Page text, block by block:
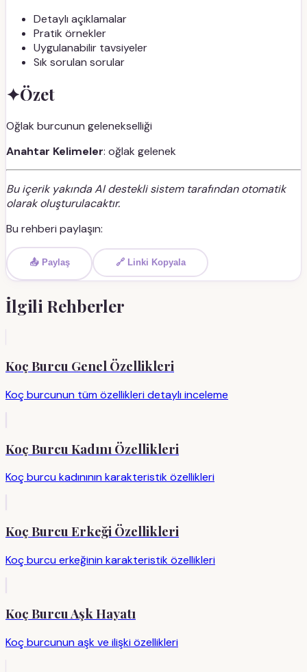
Detaylı açıklamalar
Pratik örnekler
Uygulanabilir tavsiyeler
Sık sorulan sorular
✦Özet
Oğlak burcunun gelenekselliği
Anahtar Kelimeler: oğlak gelenek
Bu içerik yakında AI destekli sistem tarafından otomatik
olarak oluşturulacaktır.
Bu rehberi paylaşın:
📤 Paylaş 🔗 Linki Kopyala
İlgili Rehberler
Koç Burcu Genel Özellikleri
Koç burcunun tüm özellikleri detaylı inceleme
Koç Burcu Kadını Özellikleri
Koç burcu kadınının karakteristik özellikleri
Koç Burcu Erkeği Özellikleri
Koç burcu erkeğinin karakteristik özellikleri
Koç Burcu Aşk Hayatı
Koç burcunun aşk ve ilişki özellikleri